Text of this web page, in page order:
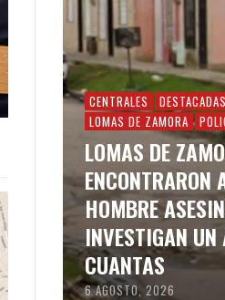
CENTRALES
DESTACADAS
LOMAS DE ZAMORA
LOMAS DE
ENCONTRARON
HOMBRE
INVESTIGAN UN
CUANTAS
6 AGOSTO, 2026